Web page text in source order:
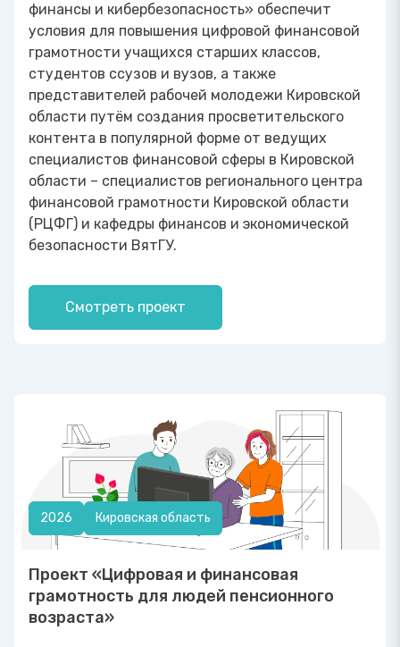
финансы и кибербезопасность» обеспечит
условия для повышения цифровой финансовой
грамотности учащихся старших классов,
студентов ссузов и вузов, а также
представителей рабочей молодежи Кировской
области путём создания просветительского
контента в популярной форме от ведущих
специалистов финансовой сферы в Кировской
области – специалистов регионального центра
финансовой грамотности Кировской области
(РЦФГ) и кафедры финансов и экономической
безопасности ВятГУ.
Смотреть проект
2026 Кировская область
Проект «Цифровая и финансовая
грамотность для людей пенсионного
возраста»